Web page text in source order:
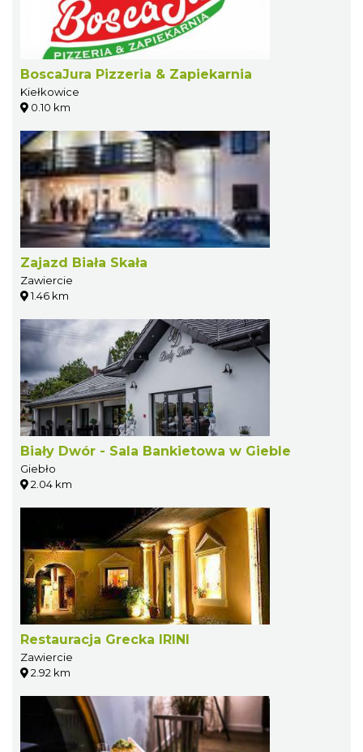
BoscaJura Pizzeria & Zapiekarnia
Kiełkowice
0.10 km
Zajazd Biała Skała
Zawiercie
1.46 km
Biały Dwór - Sala Bankietowa w Gieble
Giebło
2.04 km
Restauracja Grecka IRINI
Zawiercie
2.92 km